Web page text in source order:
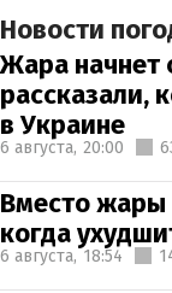
Новости
Жара начнет
рассказали,
в Украине
6 августа, 20:00
Вместо жары
когда
6 августа, 18:54